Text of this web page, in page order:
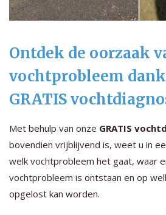
Ontdek de oorzaak
vochtprobleem
GRATIS
Met behulp van onze GRATIS
bovendien vrijblijvend is, weet u in
welk vochtprobleem het gaat, waar
vochtprobleem is ontstaan en op
opgelost kan worden.